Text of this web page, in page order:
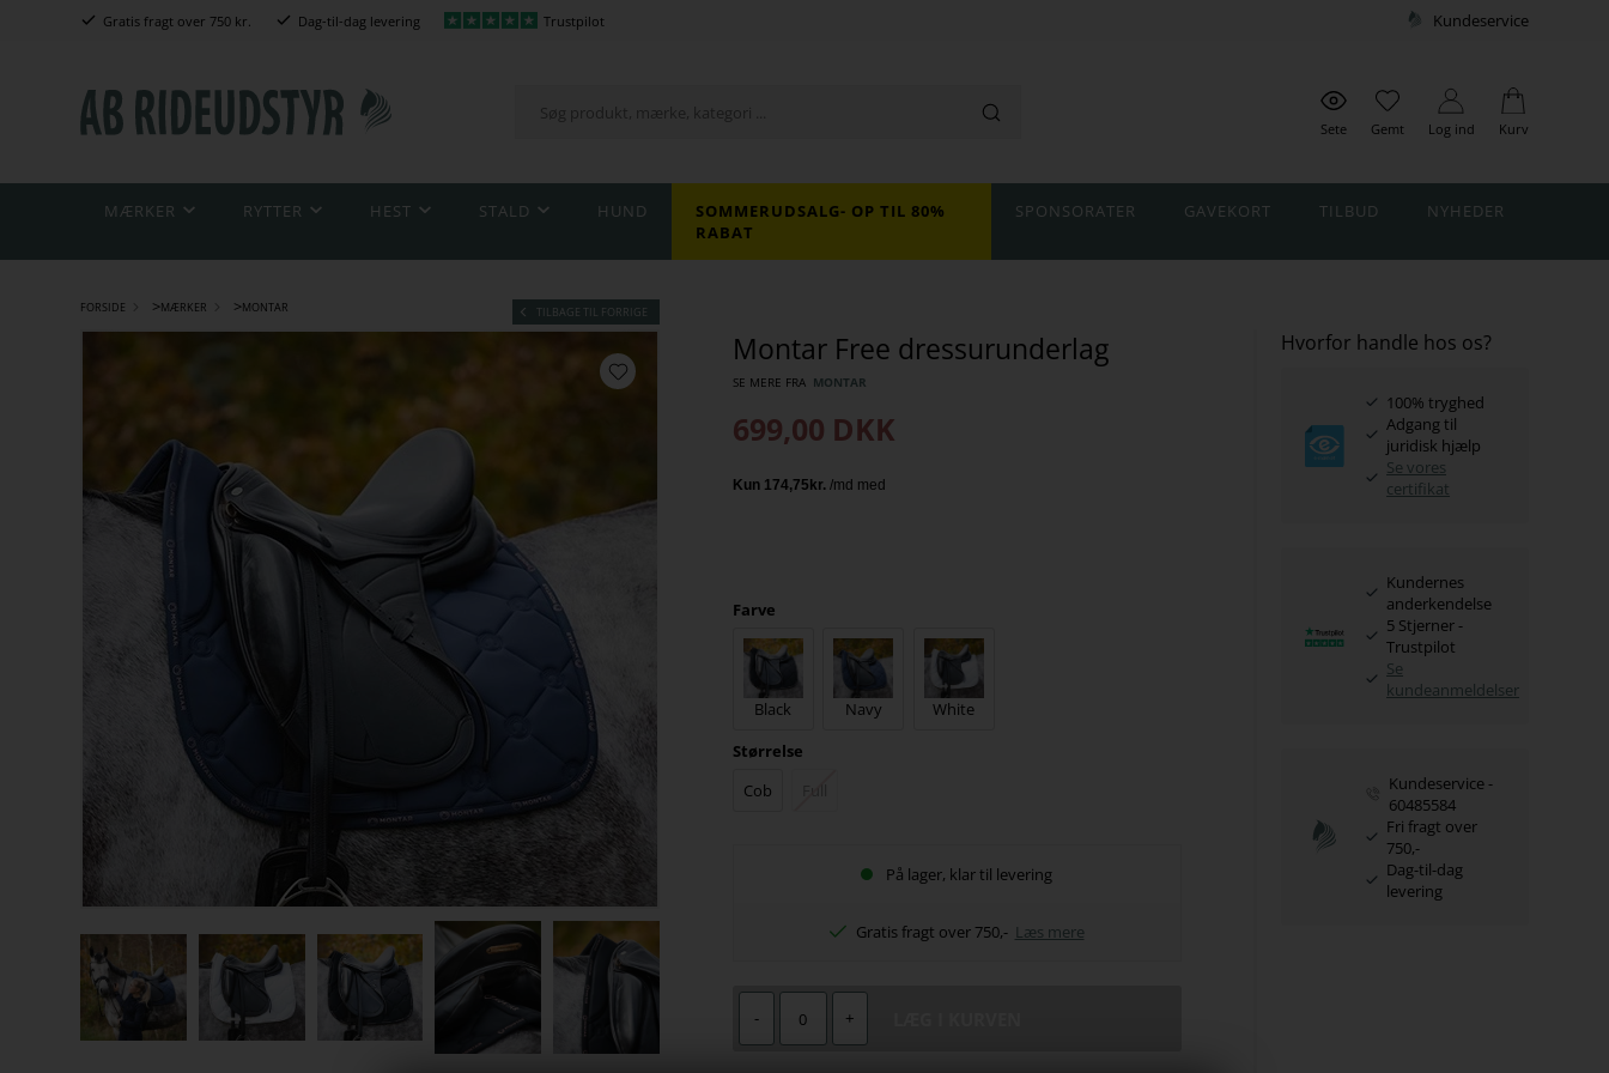
Gratis fragt over 750 kr. Dag-til-dag levering Trustpilot Kundeservice
Sete Gemt Log ind Kurv
MÆRKER RYTTER HEST STALD HUND
SOMMERUDSALG- OP TIL 80%
RABAT
SPONSORATER GAVEKORT TILBUD NYHEDER
FORSIDE >MÆRKER >MONTAR TILBAGE TIL FORRIGE
Montar Free dressurunderlag
SE MERE FRA MONTAR
699,00 DKK
Farve
Black Navy
White
Størrelse
Cob
På lager, klar til levering
Gratis fragt over 750,- Læs mere
- +
Hvorfor handle hos os?
100% tryghed
Adgang til
juridisk hjælp
Se vores
certifikat
Kundernes
anderkendelse
5 Stjerner -
Trustpilot
Se
kundeanmeldelser
Kundeservice -
60485584
Fri fragt over
750,-
Dag-til-dag
levering